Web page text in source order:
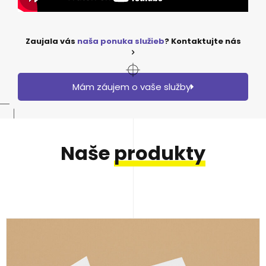
Zaujala vás naša ponuka služieb? Kontaktujte nás
Mám záujem o vaše služby
Našeprodukty